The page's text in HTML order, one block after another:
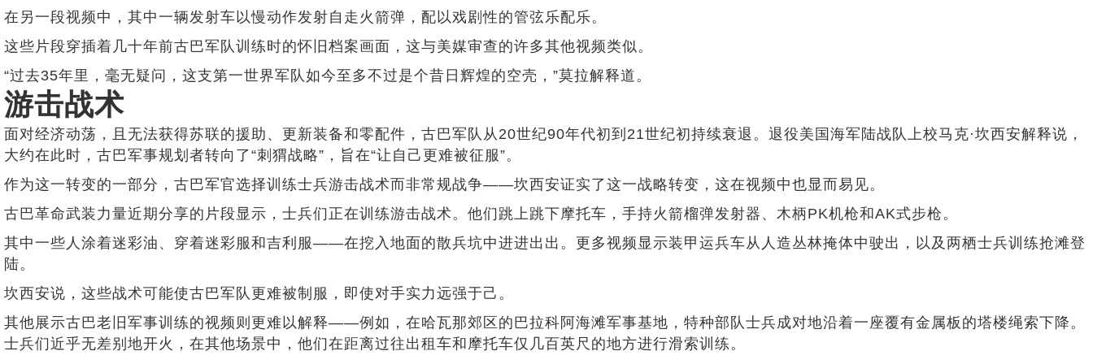
在另一段视频中，其中一辆发射车以慢动作发射自走火箭弹，配以戏剧性的管弦乐配乐。
这些片段穿插着几十年前古巴军队训练时的怀旧档案画面，这与美媒审查的许多其他视频类似。
“过去35年里，毫无疑问，这支第一世界军队如今至多不过是个昔日辉煌的空壳，”莫拉解释道。
游击战术
面对经济动荡，且无法获得苏联的援助、更新装备和零配件，古巴军队从20世纪90年代初到21世纪初持续衰退。退役美国海军陆战队上校马克·坎西安解释说，
大约在此时，古巴军事规划者转向了“刺猬战略”，旨在“让自己更难被征服”。
作为这一转变的一部分，古巴军官选择训练士兵游击战术而非常规战争——坎西安证实了这一战略转变，这在视频中也显而易见。
古巴革命武装力量近期分享的片段显示，士兵们正在训练游击战术。他们跳上跳下摩托车，手持火箭榴弹发射器、木柄PK机枪和AK式步枪。
其中一些人涂着迷彩油、穿着迷彩服和吉利服——在挖入地面的散兵坑中进进出出。更多视频显示装甲运兵车从人造丛林掩体中驶出，以及两栖士兵训练抢滩登
陆。
坎西安说，这些战术可能使古巴军队更难被制服，即使对手实力远强于己。
其他展示古巴老旧军事训练的视频则更难以解释——例如，在哈瓦那郊区的巴拉科阿海滩军事基地，特种部队士兵成对地沿着一座覆有金属板的塔楼绳索下降。
士兵们近乎无差别地开火，在其他场景中，他们在距离过往出租车和摩托车仅几百英尺的地方进行滑索训练。